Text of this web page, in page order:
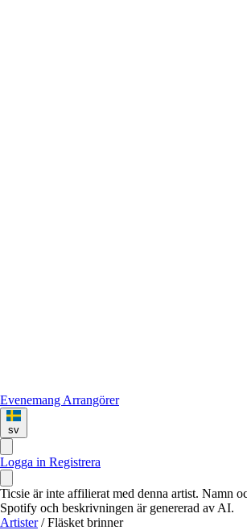
Evenemang Arrangörer
sv
Logga in Registrera
Ticsie är inte affilierat med denna artist. Namn
Spotify och beskrivningen är genererad av AI.
Artister / Fläsket brinner